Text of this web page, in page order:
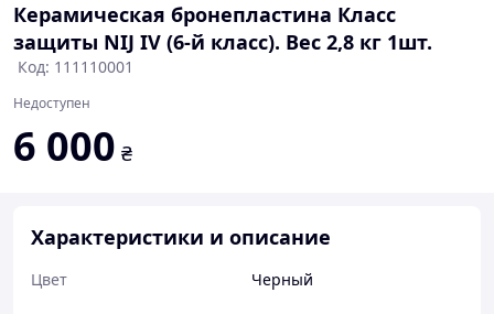
Керамическая бронепластина Класс
защиты NIJ IV (6-й класс). Вес 2,8 кг 1шт.
Код: 111110001
Недоступен
6 000 ₴
Характеристики и описание
Цвет Черный